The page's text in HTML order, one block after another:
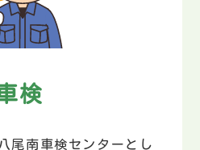
検
尾南車検センターとし